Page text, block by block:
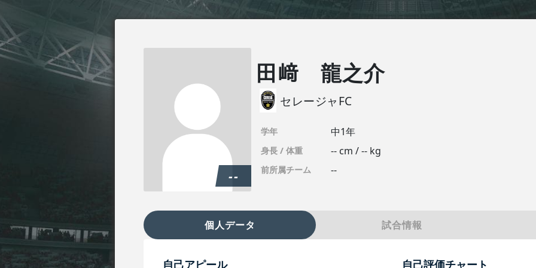
--
田﨑 龍之介
セレージャFC
学年 中1年
身長 / 体重 -- cm / -- kg
前所属チーム --
個人データ 試合情報
自己アピール 自己評価チャート